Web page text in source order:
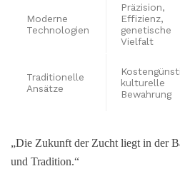
Moderne
Technologien
Präzision,
Effizienz,
genetische
Vielfalt
Traditionelle
Ansätze
kulturelle
Bewahrung
„Die Zukunft der Zucht liegt in der
und Tradition.“